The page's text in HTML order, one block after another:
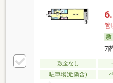
管
7
敷金なし
駐車場(近隣含)